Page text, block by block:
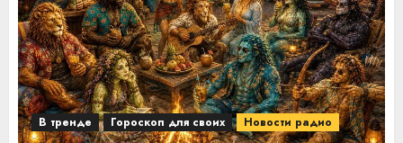
В тренде Гороскоп для своих Новости радио